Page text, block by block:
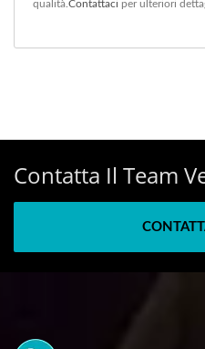
qualità. Contattaci per ulteriori
Contatta Il Team